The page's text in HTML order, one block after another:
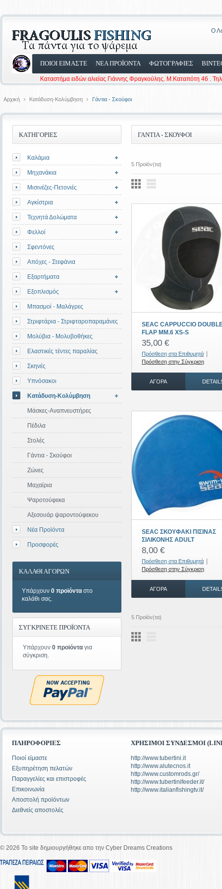
Ο
ΠΟΙΟΙ ΕΙΜΑΣΤΕ ΝΕΑ ΠΡΟΪΟΝΤΑ ΦΩΤΟΓΡΑΦΙΕΣ
Καταστήμα ειδών αλιείας Γιάννης Φραγκούλης. Μ.Καταπότη 46 .
Αρχική Κατάδυση-Κολύμβηση Γάντια - Σκούφοι
ΓΆΝΤΙΑ - ΣΚΟΎΦΟΙ
5 Προϊόν(τα)
SEAC CAPPUCCIO
FLAP MM.6 XS-S
35,00 €
Πρόσθεση στα Επιθυμητά
Πρόσθεση στην Σύγκριση
ΑΓΟΡΆ
SEAC ΣΚΟΥΦΑΚΙ ΠΙΣΙΝΑΣ
ΣΙΛΙΚΟΝΗΣ ADULT
8,00 €
Πρόσθεση στα Επιθυμητά
Πρόσθεση στην Σύγκριση
ΑΓΟΡΆ
5 Προϊόν(τα)
ΚΑΤΗΓΟΡΙΕΣ
Καλάμια
Μηχανάκια
Μισινέζες-Πετονιές
Αγκίστρια
Τεχνητά Δολώματα
Φελλοί
Σφεντόνες
Απόχες - Στεφάνια
Εξαρτήματα
Εξοπλισμός
Μπασμοί - Μαλάγρες
Στριφτάρια - Στριφταροπαραμάνες
Μολύβια - Μολυβοθήκες
Ελαστικές τέντες παραλίας
Σκηνές
Υπνόσακοι
Κατάδυση-Κολύμβηση
Μάσκες-Αναπνευστήρες
Πέδιλα
Στολές
Γάντια - Σκούφοι
Ζώνες
Μαχαίρια
Ψαροτούφεκα
Αξεσουάρ ψαροντούφεκου
Νέα Προϊόντα
Προσφορές
ΚΑΛΑΘΙ ΑΓΟΡΩΝ
Υπάρχουν 0 προϊόντα στο
καλάθι σας.
ΣΥΓΚΡΙΝΕΤΕ ΠΡΟΪΟΝΤΑ
Υπάρχουν 0 προϊόντα για
σύγκριση.
ΠΛΗΡΟΦΟΡΊΕΣ
Ποιοί είμαστε
Εξυπηρέτηση πελατών
Παραγγελίες και επιστροφές
Επικοινωνία
Αποστολή προϊόντων
Διεθνείς αποστολές
ΧΡΉΣΙΜΟΙ ΣΎΝΔΕΣΜΟΙ
http://www.tubertini.it
http://www.alutecnos.it
http://www.customrods.gr/
http://www.tubertinifeeder.it/
http://www.italianfishingtv.it/
© 2026 To site δημιουργήθηκε απο την Cyber Dreams Creations